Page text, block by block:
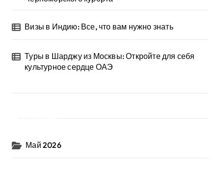
Визы в Индию: Все, что вам нужно знать
Туры в Шарджу из Москвы: Откройте для себя
культурное сердце ОАЭ
Май 2026